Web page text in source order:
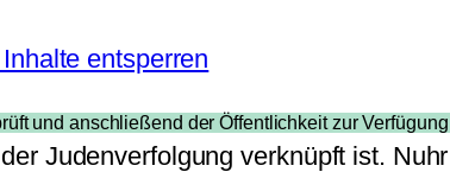
entsperren
und anschließend der Öffentlichkeit zur
Judenverfolgung verknüpft ist.